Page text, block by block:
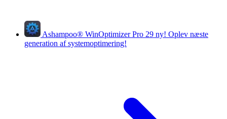
Ashampoo® WinOptimizer Pro 29 ny! Oplev næste
generation af systemoptimering!